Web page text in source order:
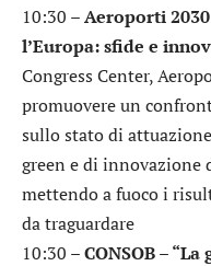
10:30 –Aeroporti
l’Europa: sfide e
Congress Center,
promuovere un
sullo stato di
green e di innovazione
mettendo a fuoco i
da traguardare
10:30 –CONSOB –